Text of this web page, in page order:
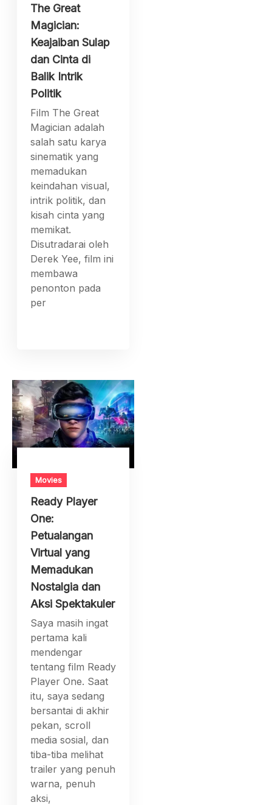
The Great
Magician:
Keajaiban Sulap
dan Cinta di
Balik Intrik
Politik
Film The Great
Magician adalah
salah satu karya
sinematik yang
memadukan
keindahan visual,
intrik politik, dan
kisah cinta yang
memikat.
Disutradarai oleh
Derek Yee, film ini
membawa
penonton pada
per
Movies
Ready Player
One:
Petualangan
Virtual yang
Memadukan
Nostalgia dan
Aksi Spektakuler
Saya masih ingat
pertama kali
mendengar
tentang film Ready
Player One. Saat
itu, saya sedang
bersantai di akhir
pekan, scroll
media sosial, dan
tiba-tiba melihat
trailer yang penuh
warna, penuh
aksi,